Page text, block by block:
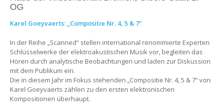
OG
Karel Goeyvaerts: „Compositie Nr. 4, 5 & 7“
In der Reihe „Scanned“ stellen international renommierte Experten
Schlüsselwerke der elektroakustischen Musik vor, begleiten das
Hören durch analytische Beobachtungen und laden zur Diskussion
mit dem Publikum ein.
Die in diesem Jahr im Fokus stehenden „Compositie Nr. 4, 5 & 7“ von
Karel Goeyvaerts zählen zu den ersten elektronischen
Kompositionen überhaupt.